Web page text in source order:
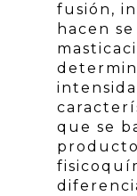
fusión,
hacen
que se